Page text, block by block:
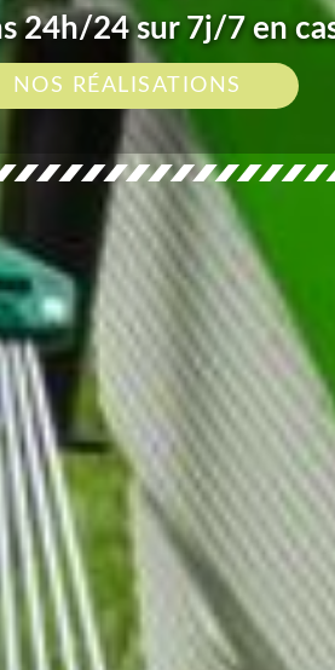
24h/24 sur 7j/7 en
NOS RÉALISATIONS